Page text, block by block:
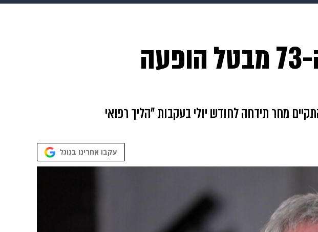
עקב הליך רפואי: שלמה ארצי בן ה-73 מבטל הופעה
מחר תידחה לחודש יולי בעקבות "הליך רפואי
עקבו אחרינו בגוגל